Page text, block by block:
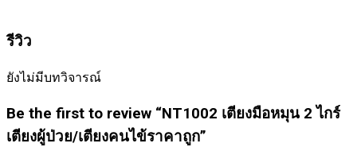
รีวิว
ยังไม่มีบทวิจารณ์
Be the first to review “NT1002 เตียงมือหมุน 2 ไกร์
เตียงผู้ป่วย/เตียงคนไข้ราคาถูก”